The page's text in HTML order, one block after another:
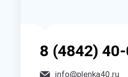
8 (4842)
info@plenka40.ru